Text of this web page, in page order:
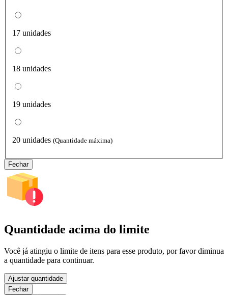
17 unidades
18 unidades
19 unidades
20 unidades (Quantidade máxima)
Fechar
Quantidade acima do limite
Você já atingiu o limite de itens para esse produto, por favor diminua
a quantidade para continuar.
Ajustar quantidade
Fechar